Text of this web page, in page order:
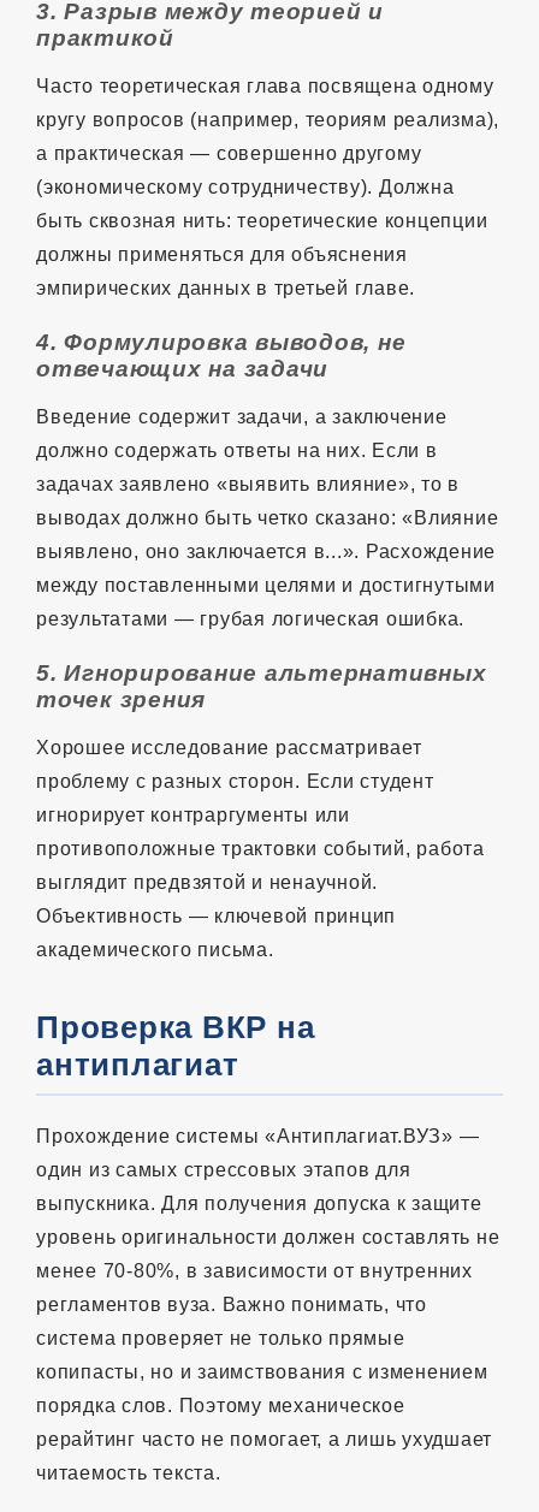
3. Разрыв между теорией и
практикой
Часто теоретическая глава посвящена одному
кругу вопросов (например, теориям реализма),
а практическая — совершенно другому
(экономическому сотрудничеству). Должна
быть сквозная нить: теоретические концепции
должны применяться для объяснения
эмпирических данных в третьей главе.
4. Формулировка выводов, не
отвечающих на задачи
Введение содержит задачи, а заключение
должно содержать ответы на них. Если в
задачах заявлено «выявить влияние», то в
выводах должно быть четко сказано: «Влияние
выявлено, оно заключается в...». Расхождение
между поставленными целями и достигнутыми
результатами — грубая логическая ошибка.
5. Игнорирование альтернативных
точек зрения
Хорошее исследование рассматривает
проблему с разных сторон. Если студент
игнорирует контраргументы или
противоположные трактовки событий, работа
выглядит предвзятой и ненаучной.
Объективность — ключевой принцип
академического письма.
Проверка ВКР на
антиплагиат
Прохождение системы «Антиплагиат.ВУЗ» —
один из самых стрессовых этапов для
выпускника. Для получения допуска к защите
уровень оригинальности должен составлять не
менее 70-80%, в зависимости от внутренних
регламентов вуза. Важно понимать, что
система проверяет не только прямые
копипасты, но и заимствования с изменением
порядка слов. Поэтому механическое
рерайтинг часто не помогает, а лишь ухудшает
читаемость текста.